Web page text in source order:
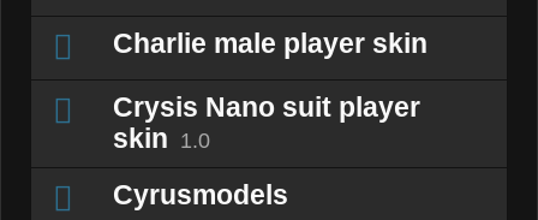
Charlie male player skin
Crysis Nano suit player
skin 1.0
Cyrusmodels